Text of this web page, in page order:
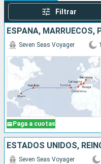
Filtrar
Paga a cuotas
Seven Seas Voyager
Seven Seas Voyager